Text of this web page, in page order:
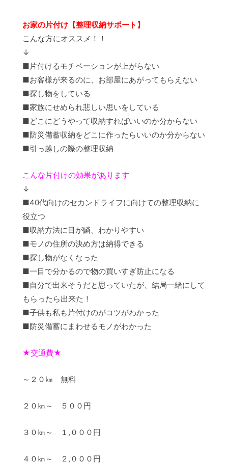
お家の片付け【整理収納サポート】
こんな方にオススメ！！
↓
■片付けるモチベーションが上がらない
■お客様が来るのに、お部屋にあがってもらえない
■探し物をしている
■家族にせめられ悲しい思いをしている
■どこにどうやって収納すればいいのか分からない
■防災備蓄収納をどこに作ったらいいのか分からない
■引っ越しの際の整理収納
こんな片付けの効果があります
↓
■40代向けのセカンドライフに向けての整理収納に
役立つ
■収納方法に目が鱗、わかりやすい
■モノの住所の決め方は納得できる
■探し物がなくなった
■一目で分かるので物の買いすぎ防止になる
■自分で出来そうだと思っていたが、結局一緒にして
もらったら出来た！
■子供も私も片付けのがコツがわかった
■防災備蓄にまわせるモノがわかった
★交通費★
～２０㎞ 無料
２０㎞～ ５００円
３０㎞～ １,０００円
４０㎞～ ２,０００円